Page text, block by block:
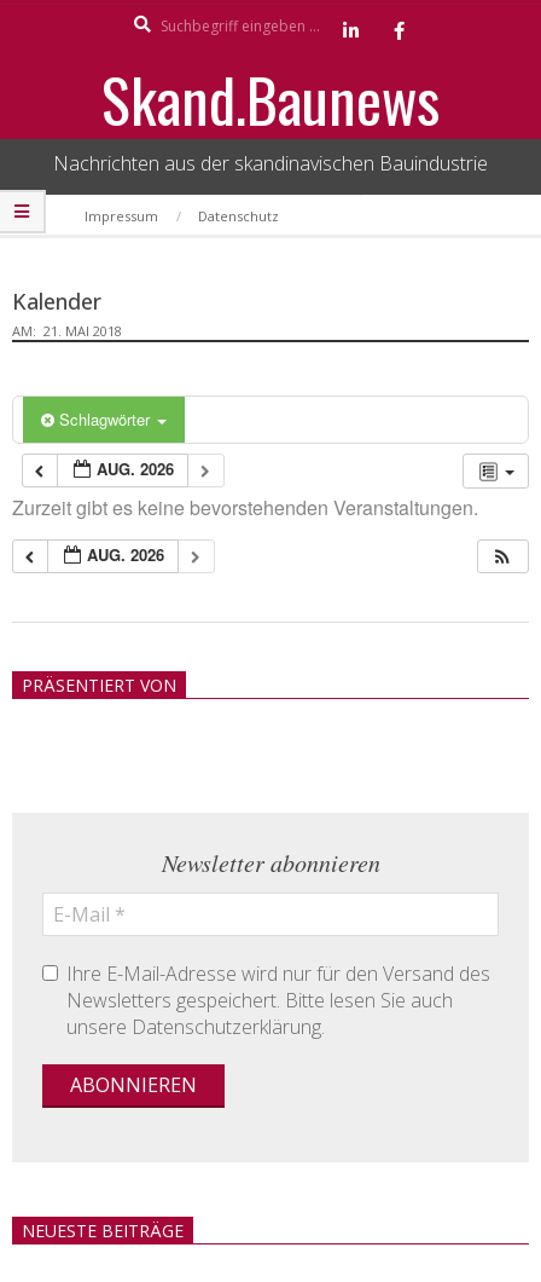
Skand.Baunews
Nachrichten aus der skandinavischen Bauindustrie
Secondary
Navigation
Impressum Datenschutz
Kalender
AM: 21. MAI 2018
Schlagwörter
AUG. 2026
Zurzeit gibt es keine bevorstehenden Veranstaltungen.
AUG. 2026
21PRÄSENTIERT VON
Newsletter abonnieren
Ihre E-Mail-Adresse wird nur für den Versand des
Newsletters gespeichert. Bitte lesen Sie auch
unsere Datenschutzerklärung.
NEUESTE BEITRÄGE